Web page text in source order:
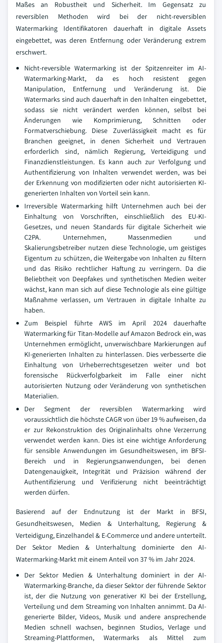
Maßes an Robustheit und Sicherheit. Im Gegensatz zu
reversiblen Methoden wird bei der nicht-reversiblen
Watermarking Identifikatoren dauerhaft in digitale Assets
eingebettet, was deren Entfernung oder Veränderung extrem
erschwert.
Nicht-reversible Watermarking ist der Spitzenreiter im AI-
Watermarking-Markt, da es hoch resistent gegen
Manipulation, Entfernung und Veränderung ist. Die
Watermarks sind auch dauerhaft in den Inhalten eingebettet,
sodass sie nicht verändert werden können, selbst bei
Änderungen wie Komprimierung, Schnitten oder
Formatverschiebung. Diese Zuverlässigkeit macht es für
Branchen geeignet, in denen Sicherheit und Vertrauen
erforderlich sind, nämlich Regierung, Verteidigung und
Finanzdienstleistungen. Es kann auch zur Verfolgung und
Authentifizierung von Inhalten verwendet werden, was bei
der Erkennung von modifizierten oder nicht autorisierten KI-
generierten Inhalten von Vorteil sein kann.
Irreversible Watermarking hilft Unternehmen auch bei der
Einhaltung von Vorschriften, einschließlich des EU-KI-
Gesetzes, und neuen Standards für digitale Sicherheit wie
C2PA. Unternehmen, Massenmedien und
Skalierungsbetreiber nutzen diese Technologie, um geistiges
Eigentum zu schützen, die Weitergabe von Inhalten zu filtern
und das Risiko rechtlicher Haftung zu verringern. Da die
Beliebtheit von Deepfakes und synthetischen Medien weiter
wächst, kann man sich auf diese Technologie als eine gültige
Maßnahme verlassen, um Vertrauen in digitale Inhalte zu
haben.
Zum Beispiel führte AWS im April 2024 dauerhafte
Watermarking für Titan-Modelle auf Amazon Bedrock ein, was
Unternehmen ermöglicht, unverwischbare Markierungen auf
KI-generierten Inhalten zu hinterlassen. Dies verbesserte die
Einhaltung von Urheberrechtsgesetzen weiter und bot
forensische Rückverfolgbarkeit im Falle einer nicht
autorisierten Nutzung oder Veränderung von synthetischen
Materialien.
Der Segment der reversiblen Watermarking wird
voraussichtlich die höchste CAGR von über 19 % aufweisen, da
er zur Rekonstruktion des Originalinhalts ohne Verzerrung
verwendet werden kann. Dies ist eine wichtige Anforderung
für sensible Anwendungen im Gesundheitswesen, im BFSI-
Bereich und in Regierungsanwendungen, bei denen
Datengenauigkeit, Integrität und Präzision während der
Authentifizierung und Verifizierung nicht beeinträchtigt
werden dürfen.
Basierend auf der Endnutzung ist der Markt in BFSI,
Gesundheitswesen, Medien & Unterhaltung, Regierung &
Verteidigung, Einzelhandel & E-Commerce und andere unterteilt.
Der Sektor Medien & Unterhaltung dominierte den AI-
Watermarking-Markt mit einem Anteil von 37 % im Jahr 2024.
Der Sektor Medien & Unterhaltung dominiert in der AI-
Watermarking-Branche, da dieser Sektor der führende Sektor
ist, der die Nutzung von generativer KI bei der Erstellung,
Verteilung und dem Streaming von Inhalten annimmt. Da AI-
generierte Bilder, Videos, Musik und andere ansprechende
Medien schnell wachsen, beginnen Studios, Verlage und
Streaming-Plattformen, Watermarks als Mittel zum